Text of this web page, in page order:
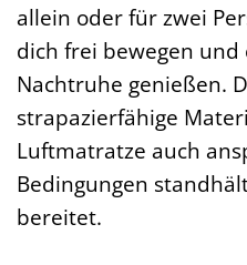
allein oder für zwei
dich frei bewegen
Nachtruhe genießen.
strapazierfähige
Luftmatratze auch
Bedingungen
bereitet.